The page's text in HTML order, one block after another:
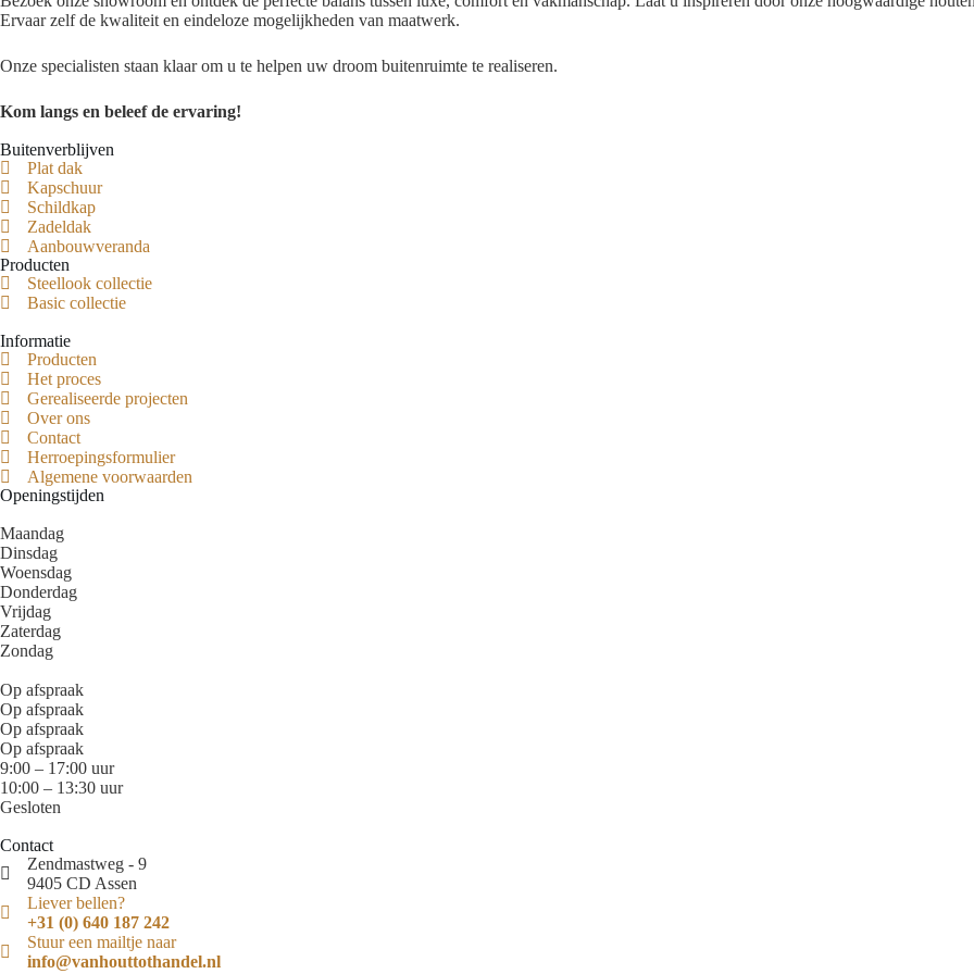
Ervaar zelf de kwaliteit en eindeloze mogelijkheden van maatwerk.
Onze specialisten staan klaar om u te helpen uw droom buitenruimte te realiseren.
Kom langs en beleef de ervaring!
Buitenverblijven
Plat dak
Kapschuur
Schildkap
Zadeldak
Aanbouwveranda
Producten
Steellook collectie
Basic collectie
Informatie
Producten
Het proces
Gerealiseerde projecten
Over ons
Contact
Herroepingsformulier
Algemene voorwaarden
Openingstijden
Maandag
Dinsdag
Woensdag
Donderdag
Vrijdag
Zaterdag
Zondag
Op afspraak
Op afspraak
Op afspraak
Op afspraak
9:00 – 17:00 uur
10:00 – 13:30 uur
Gesloten
Contact
Zendmastweg - 9
9405 CD Assen
Liever bellen?
+31 (0) 640 187 242
Stuur een mailtje naar
info@vanhouttothandel.nl